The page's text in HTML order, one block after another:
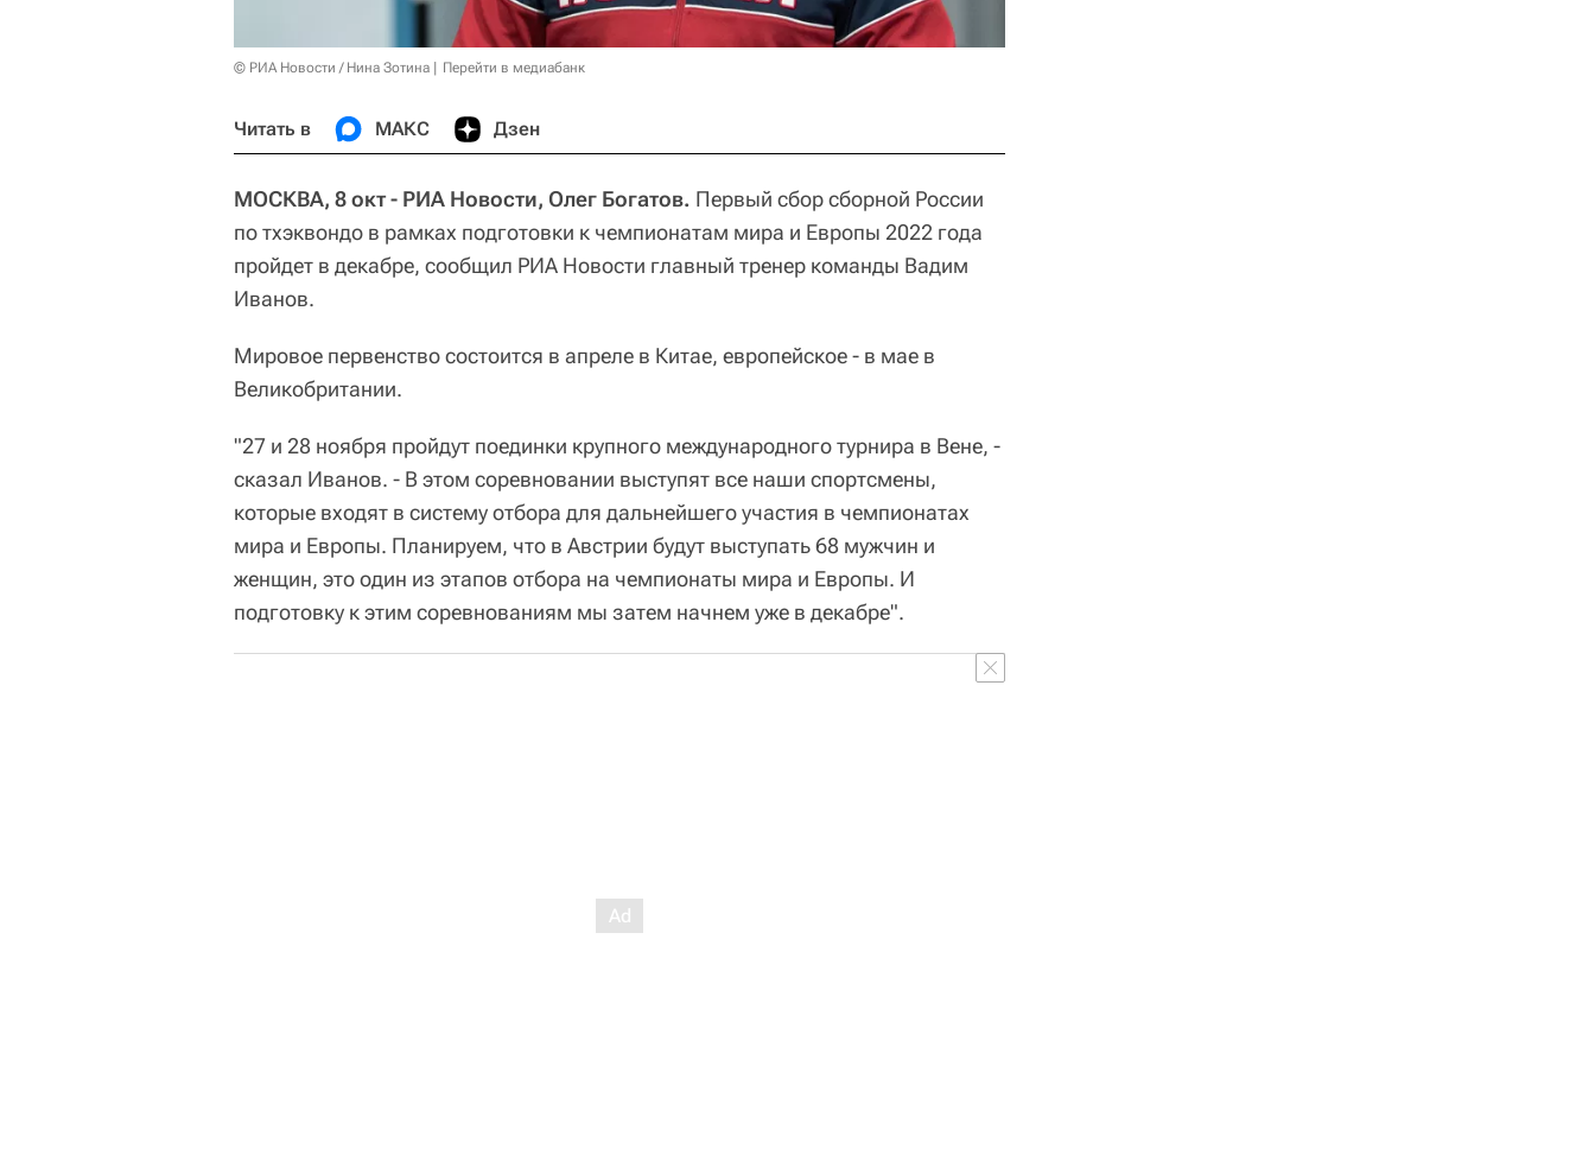
© РИА Новости / Нина Зотина Перейти в медиабанк
Читать в МАКС Дзен
МОСКВА, 8 окт - РИА Новости, Олег Богатов. Первый сбор сборной России
по тхэквондо в рамках подготовки к чемпионатам мира и Европы 2022 года
пройдет в декабре, сообщил РИА Новости главный тренер команды Вадим
Иванов.
Мировое первенство состоится в апреле в Китае, европейское - в мае в
Великобритании.
"27 и 28 ноября пройдут поединки крупного международного турнира в Вене, -
сказал Иванов. - В этом соревновании выступят все наши спортсмены,
которые входят в систему отбора для дальнейшего участия в чемпионатах
мира и Европы. Планируем, что в Австрии будут выступать 68 мужчин и
женщин, это один из этапов отбора на чемпионаты мира и Европы. И
подготовку к этим соревнованиям мы затем начнем уже в декабре".